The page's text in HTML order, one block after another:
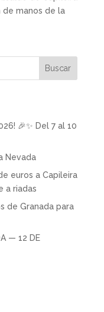
manos de la
Buscar
🎉✨ Del 7 al 10
Nevada
euros a Capileira
a riadas
de Granada para
— 12 DE